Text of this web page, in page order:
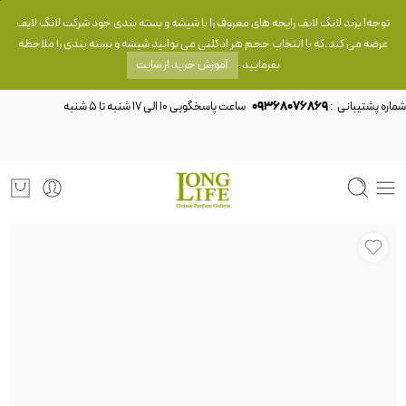
توجه! برند لانگ لایف رایحه های معروف را با شیشه و بسته بندی خود شرکت لانگ لایف
عرضه می کند.که با انتخاب حجم هر ادکلنی می توانید شیشه و بسته بندی را ملاحظه
بفرمایید. آموزش خرید از سایت
شماره پشتیبانی :09368076869